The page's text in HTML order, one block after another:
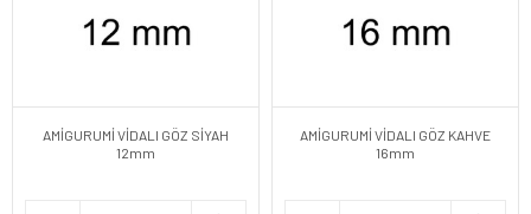
AMİGURUMİ VİDALI GÖZ SİYAH
12mm
AMİGURUMİ VİDALI GÖZ KAHVE
16mm